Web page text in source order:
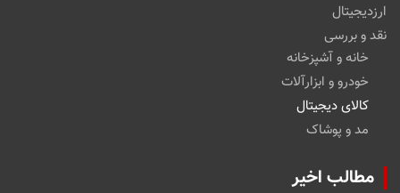
ارزدیجیتال
نقد و بررسی
خانه و آشپزخانه
خودرو و ابزارآلات
کالای دیجیتال
مد و پوشاک
مطالب اخیر